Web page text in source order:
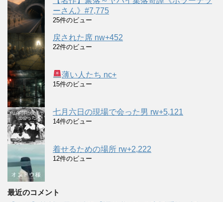
ーさん》#7,775
25件のビュー
戻された席 nw+452
22件のビュー
薄い人たち nc+
15件のビュー
七月六日の現場で会った男 rw+5,121
14件のビュー
着せるための場所 rw+2,222
12件のビュー
最近のコメント